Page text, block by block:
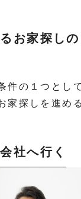
お家探しの
件の１つとし
家探しを進め
社へ行く